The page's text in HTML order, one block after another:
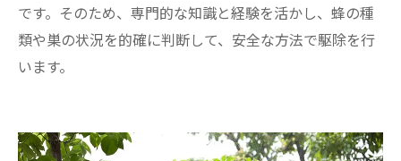
です。そのため、専門的な知識と経験を活かし、蜂の種
類や巣の状況を的確に判断して、安全な方法で駆除を行
います。